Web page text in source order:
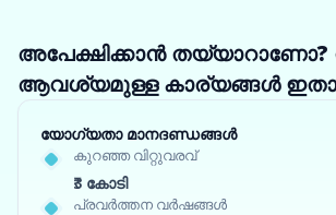
അപേക്ഷിക്കാൻ തയ്യാറാണോ?
ആവശ്യമുള്ള കാര്യങ്ങൾ ഇതാ
യോഗ്യതാ മാനദണ്ഡങ്ങൾ
കുറഞ്ഞ വിറ്റുവരവ്
₹3 കോടി
പ്രവർത്തന വർഷങ്ങൾ